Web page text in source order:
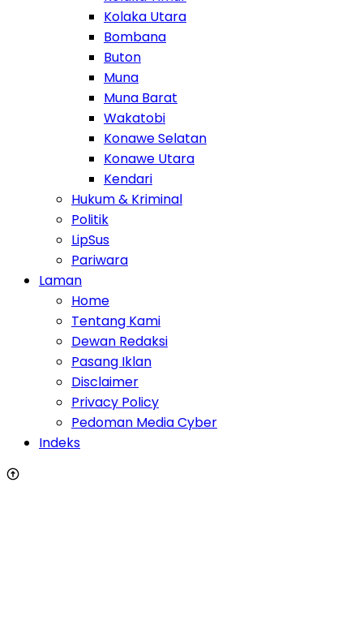
Kolaka Utara
Bombana
Buton
Muna
Muna Barat
Wakatobi
Konawe Selatan
Konawe Utara
Kendari
Hukum & Kriminal
Politik
LipSus
Pariwara
Laman
Home
Tentang Kami
Dewan Redaksi
Pasang Iklan
Disclaimer
Privacy Policy
Pedoman Media Cyber
Indeks